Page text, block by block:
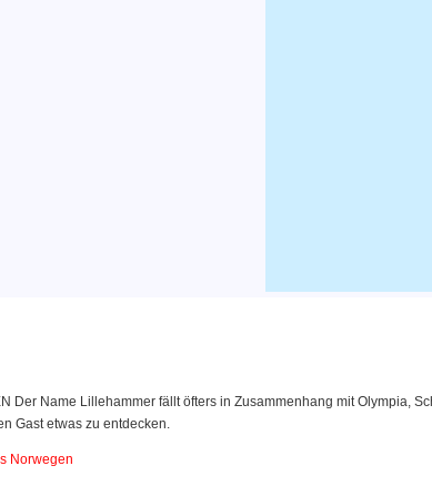
Der Name Lillehammer fällt öfters in Zusammenhang mit Olympia,
Gast etwas zu entdecken.
Norwegen